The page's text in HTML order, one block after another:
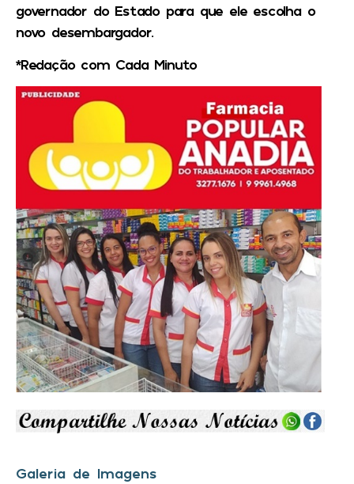
governador do Estado para que ele escolha o
novo desembargador.
*Redação com Cada Minuto
Galeria de Imagens